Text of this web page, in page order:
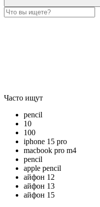
Часто ищут
pencil
10
100
iphone 15 pro
macbook pro m4
pencil
apple pencil
айфон 12
айфон 13
айфон 15